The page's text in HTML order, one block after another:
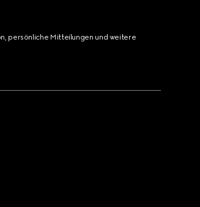
persönliche Mitteilungen und weitere